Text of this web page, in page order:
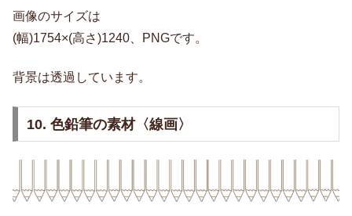
画像のサイズは
(幅)1754×(高さ)1240、PNGです。
背景は透過しています。
10. 色鉛筆の素材〈線画〉